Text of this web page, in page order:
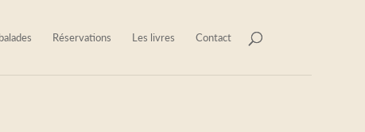
Réservations Les livres Contact